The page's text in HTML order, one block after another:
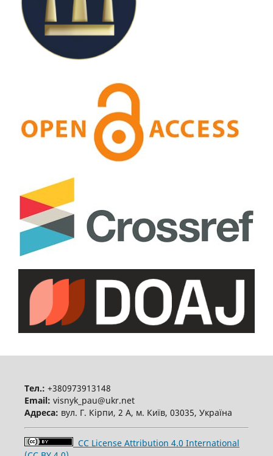
Тел.: +380973913148
Email: visnyk_pau@ukr.net
Адреса: вул. Г. Кірпи, 2 А, м. Київ, 03035, Україна
CC License Attribution 4.0 International